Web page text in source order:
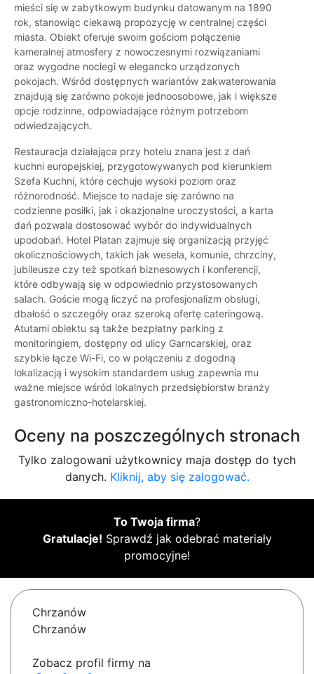
mieści się w zabytkowym budynku datowanym na 1890
rok, stanowiąc ciekawą propozycję w centralnej części
miasta. Obiekt oferuje swoim gościom połączenie
kameralnej atmosfery z nowoczesnymi rozwiązaniami
oraz wygodne noclegi w elegancko urządzonych
pokojach. Wśród dostępnych wariantów zakwaterowania
znajdują się zarówno pokoje jednoosobowe, jak i większe
opcje rodzinne, odpowiadające różnym potrzebom
odwiedzających.
Restauracja działająca przy hotelu znana jest z dań
kuchni europejskiej, przygotowywanych pod kierunkiem
Szefa Kuchni, które cechuje wysoki poziom oraz
różnorodność. Miejsce to nadaje się zarówno na
codzienne posiłki, jak i okazjonalne uroczystości, a karta
dań pozwala dostosować wybór do indywidualnych
upodobań. Hotel Platan zajmuje się organizacją przyjęć
okolicznościowych, takich jak wesela, komunie, chrzciny,
jubileusze czy też spotkań biznesowych i konferencji,
które odbywają się w odpowiednio przystosowanych
salach. Goście mogą liczyć na profesjonalizm obsługi,
dbałość o szczegóły oraz szeroką ofertę cateringową.
Atutami obiektu są także bezpłatny parking z
monitoringiem, dostępny od ulicy Garncarskiej, oraz
szybkie łącze Wi-Fi, co w połączeniu z dogodną
lokalizacją i wysokim standardem usług zapewnia mu
ważne miejsce wśród lokalnych przedsiębiorstw branży
gastronomiczno-hotelarskiej.
Oceny na poszczególnych stronach
Tylko zalogowani użytkownicy maja dostęp do tych
danych. Kliknij, aby się zalogować.
To Twoja firma?
Gratulacje! Sprawdź jak odebrać materiały
promocyjne!
Chrzanów
Chrzanów
Zobacz profil firmy na